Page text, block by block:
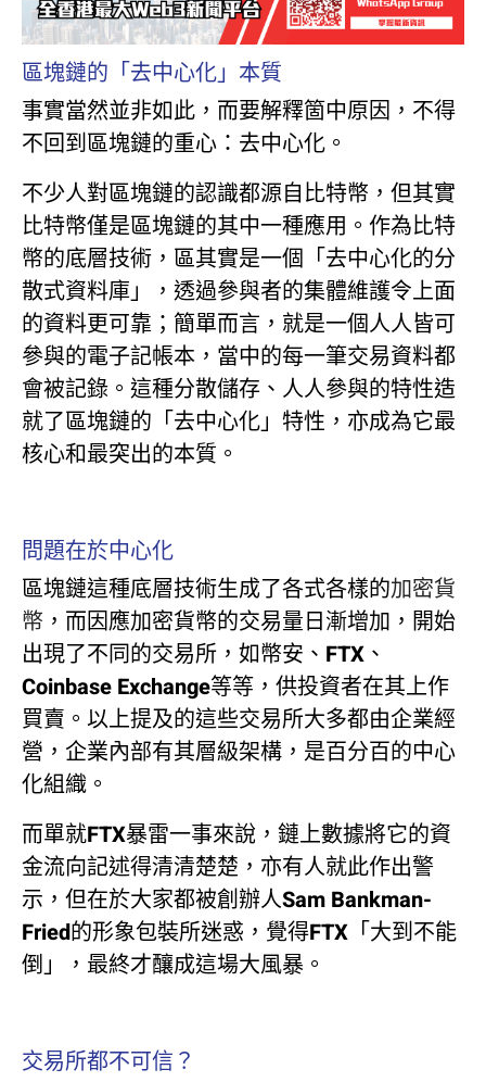
區塊鏈的「去中心化」本質
事實當然並非如此，而要解釋箇中原因，不得
不回到區塊鏈的重心：去中心化。
不少人對區塊鏈的認識都源自比特幣，但其實
比特幣僅是區塊鏈的其中一種應用。作為比特
幣的底層技術，區其實是一個「去中心化的分
散式資料庫」，透過參與者的集體維護令上面
的資料更可靠；簡單而言，就是一個人人皆可
參與的電子記帳本，當中的每一筆交易資料都
會被記錄。這種分散儲存、人人參與的特性造
就了區塊鏈的「去中心化」特性，亦成為它最
核心和最突出的本質。
問題在於中心化
區塊鏈這種底層技術生成了各式各樣的加密貨
幣 ，而因應加密貨幣的交易量日漸增加，開始
出現了不同的交易所，如幣安、FTX、
Coinbase Exchange等等，供投資者在其上作
買賣。以上提及的這些交易所大多都由企業經
營，企業內部有其層級架構，是百分百的中心
化組織。
而單就FTX暴雷一事來說，鏈上數據將它的資
金流向記述得清清楚楚，亦有人就此作出警
示，但在於大家都被創辦人Sam Bankman-
Fried的形象包裝所迷惑，覺得FTX「大到不能
倒」，最終才釀成這場大風暴。
交易所都不可信？